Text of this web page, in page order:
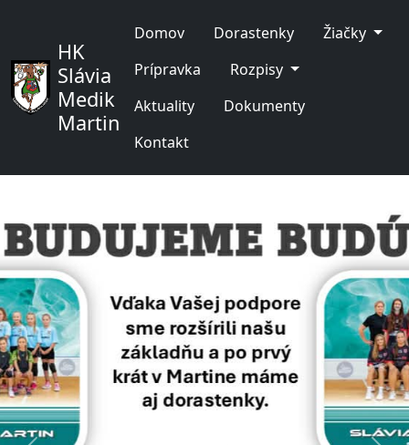
HK
Slávia
Medik
Martin
Domov Dorastenky
Žiačky
Prípravka
Rozpisy
Aktuality
Dokumenty
Kontakt